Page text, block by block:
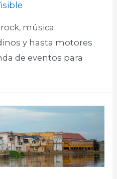
música
y hasta motores
de eventos para